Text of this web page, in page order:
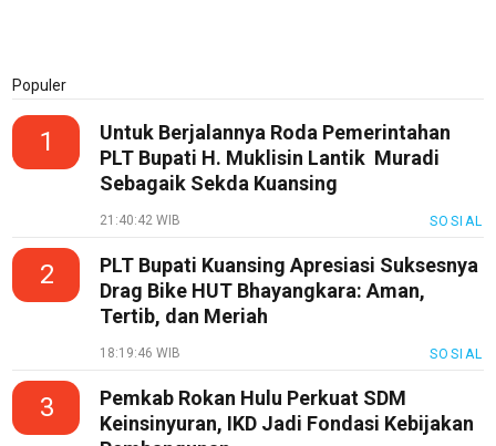
Populer
1
Untuk Berjalannya Roda Pemerintahan
PLT Bupati H. Muklisin Lantik Muradi
Sebagaik Sekda Kuansing
21:40:42 WIB SOSIAL
2
PLT Bupati Kuansing Apresiasi Suksesnya
Drag Bike HUT Bhayangkara: Aman,
Tertib, dan Meriah
18:19:46 WIB SOSIAL
3
Pemkab Rokan Hulu Perkuat SDM
Keinsinyuran, IKD Jadi Fondasi Kebijakan